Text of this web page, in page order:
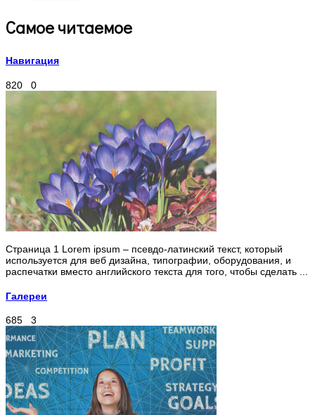
Самое читаемое
Навигация
820 0
Страница 1 Lorem ipsum – псевдо-латинский текст, который
используется для веб дизайна, типографии, оборудования, и
распечатки вместо английского текста для того, чтобы сделать ...
Галереи
685 3